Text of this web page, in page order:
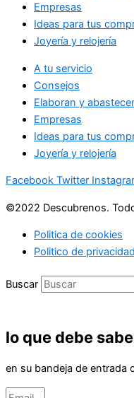
Empresas
Ideas para tus
Joyería y relojería
A tu servicio
Consejos
Elaboran y
Empresas
Ideas para tus
Joyería y relojería
Facebook Twitter
©2022 Descubrenos.
Politica de cookies
Politico de privacidad
Buscar
lo que debe
en su bandeja de entrada